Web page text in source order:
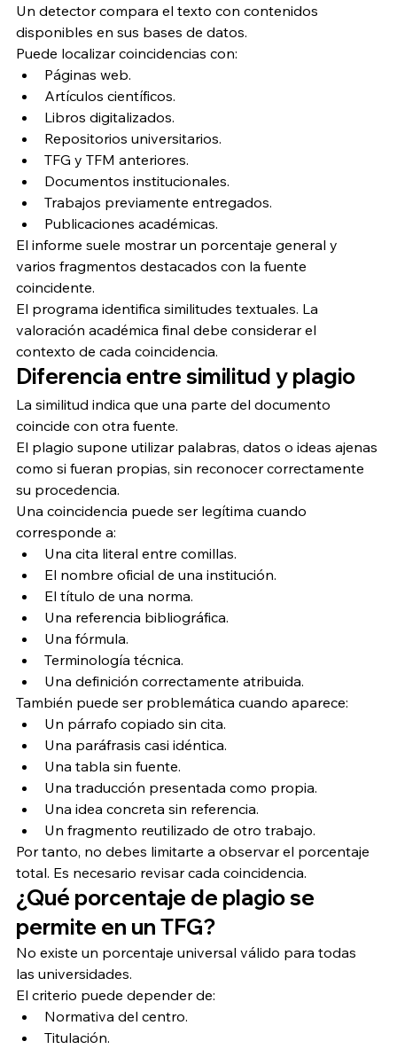
Un detector compara el texto con contenidos
disponibles en sus bases de datos.
Puede localizar coincidencias con:
Páginas web.
Artículos científicos.
Libros digitalizados.
Repositorios universitarios.
TFG y TFM anteriores.
Documentos institucionales.
Trabajos previamente entregados.
Publicaciones académicas.
El informe suele mostrar un porcentaje general y
varios fragmentos destacados con la fuente
coincidente.
El programa identifica similitudes textuales. La
valoración académica final debe considerar el
contexto de cada coincidencia.
Diferencia entre similitud y plagio
La similitud indica que una parte del documento
coincide con otra fuente.
El plagio supone utilizar palabras, datos o ideas ajenas
como si fueran propias, sin reconocer correctamente
su procedencia.
Una coincidencia puede ser legítima cuando
corresponde a:
Una cita literal entre comillas.
El nombre oficial de una institución.
El título de una norma.
Una referencia bibliográfica.
Una fórmula.
Terminología técnica.
Una definición correctamente atribuida.
También puede ser problemática cuando aparece:
Un párrafo copiado sin cita.
Una paráfrasis casi idéntica.
Una tabla sin fuente.
Una traducción presentada como propia.
Una idea concreta sin referencia.
Un fragmento reutilizado de otro trabajo.
Por tanto, no debes limitarte a observar el porcentaje
total. Es necesario revisar cada coincidencia.
¿Qué porcentaje de plagio se
permite en un TFG?
No existe un porcentaje universal válido para todas
las universidades.
El criterio puede depender de:
Normativa del centro.
Titulación.